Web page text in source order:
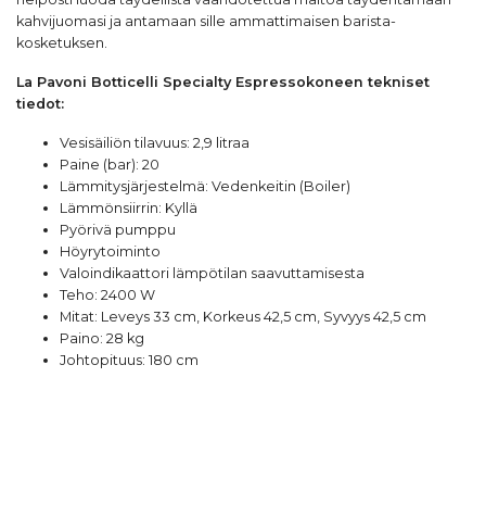
kahvijuomasi ja antamaan sille ammattimaisen barista-
kosketuksen.
La Pavoni Botticelli Specialty Espressokoneen tekniset
tiedot:
Vesisäiliön tilavuus: 2,9 litraa
Paine (bar): 20
Lämmitysjärjestelmä: Vedenkeitin (Boiler)
Lämmönsiirrin: Kyllä
Pyörivä pumppu
Höyrytoiminto
Valoindikaattori lämpötilan saavuttamisesta
Teho: 2400 W
Mitat: Leveys 33 cm, Korkeus 42,5 cm, Syvyys 42,5 cm
Paino: 28 kg
Johtopituus: 180 cm